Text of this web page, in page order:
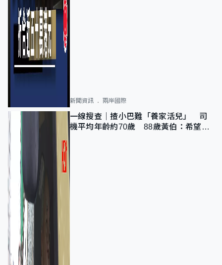
新聞資訊 兩岸國際
一線搜查｜揸小巴難「養家活兒」 司
機平均年齡約70歲 88歲黃伯：希望一